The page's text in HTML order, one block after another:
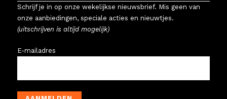
Schrijf je in op onze wekelijkse nieuwsbrief. Mis geen van
onze aanbiedingen, speciale acties en nieuwtjes.
(uitschrijven is altijd mogelijk)
E-mailadres